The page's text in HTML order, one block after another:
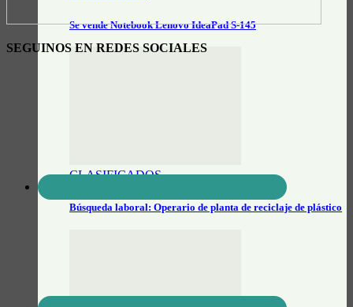
Se vende Notebook Lenovo IdeaPad S-145
CLASIFICADOS
Búsqueda laboral: Operario de planta de reciclaje de plástico
SEGUINOS EN REDES SOCIALES